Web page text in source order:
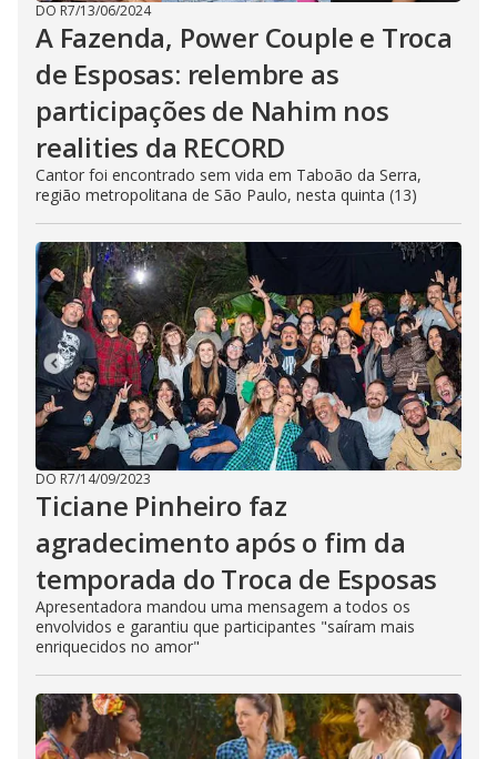
DO R7/13/06/2024
A Fazenda, Power Couple e Troca
de Esposas: relembre as
participações de Nahim nos
realities da RECORD
Cantor foi encontrado sem vida em Taboão da Serra,
região metropolitana de São Paulo, nesta quinta (13)
DO R7/14/09/2023
Ticiane Pinheiro faz
agradecimento após o fim da
temporada do Troca de Esposas
Apresentadora mandou uma mensagem a todos os
envolvidos e garantiu que participantes "saíram mais
enriquecidos no amor"